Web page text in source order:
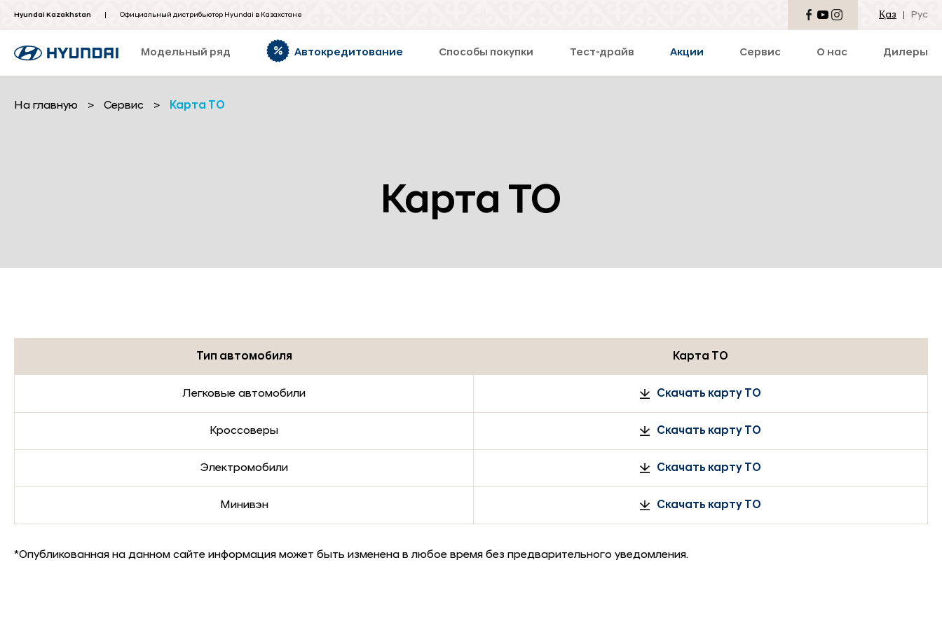
Hyundai Kazakhstan Официальный дистрибьютор Hyundai в Казахстане Қаз Рус
Модельный ряд Автокредитование Способы покупки Тест-драйв Акции Сервис О нас Дилеры
На главную > Сервис > Карта ТО
Карта ТО
Тип автомобиля Карта ТО
Легковые автомобили Скачать карту ТО
Кроссоверы Скачать карту ТО
Электромобили Скачать карту ТО
Минивэн Скачать карту ТО
*Опубликованная на данном сайте информация может быть изменена в любое время без предварительного уведомления.